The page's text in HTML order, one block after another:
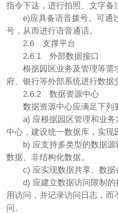
指令下达，进行拍照、文字备
e)应具备语音拨号。可通
号，从而进行语音通话。
2.6支撑平台
2.6.1外部数据接口
根据园区业务及管理等需
府、银行等外部系统进行数据
2.6.2数据资源中心
数据资源中心应满足下列
a) 应根据园区管理和业务
中心，建设统一数据库，实现
b) 应支持多类型的数据源
数据、非结构化数据。
c) 应实现数据共享、数据
d) 应建立数据访问限制的
用访问，并记录访问日志，
问。